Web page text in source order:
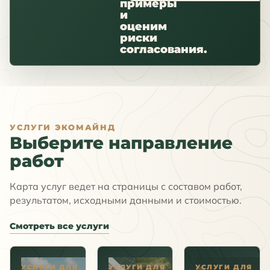
примеры
и
оценим
риски
согласования.
УСЛУГИ ЭКОМАЙНД
Выберите направление
работ
Карта услуг ведет на страницы с составом работ,
результатом, исходными данными и стоимостью.
Смотреть все услуги
УСЛУГИ ДЛЯ УСЛУГИ ДЛЯ УСЛУГИ ДЛЯ